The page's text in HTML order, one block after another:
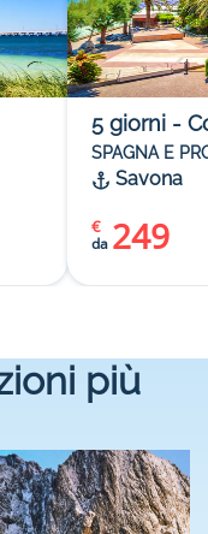
5 giorni -
SPAGNA E
Savona
da 249
€
più